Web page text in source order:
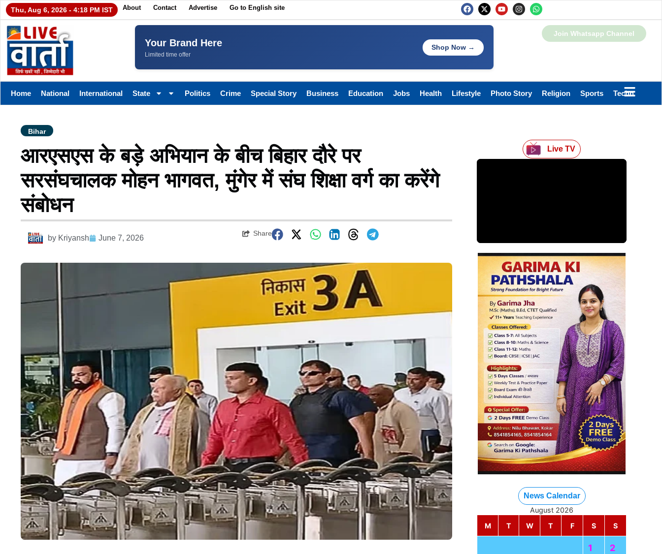
Thu, Aug 6, 2026 - 4:18 PM IST About Contact Advertise Go to English site
Your Brand Here
Limited time offer
Shop Now →
Join Whatsapp Channel
Home National International State Politics Crime Special Story Business Education Jobs Health Lifestyle Photo Story Religion Sports Technology
Bihar
आरएसएस के बड़े अभियान के बीच बिहार दौरे पर
सरसंघचालक मोहन भागवत, मुंगेर में संघ शिक्षा वर्ग का करेंगे
संबोधन
by Kriyansh June 7, 2026
Share
Live TV
News Calendar
August 2026
M
T W T F S S
1 2